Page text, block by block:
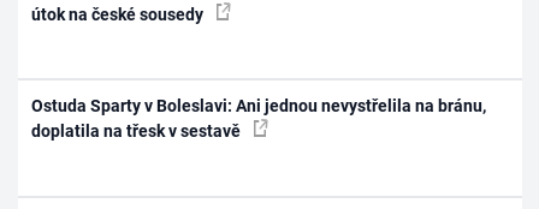
útok na české sousedy
Ostuda Sparty v Boleslavi: Ani jednou nevystřelila na bránu,
doplatila na třesk v sestavě